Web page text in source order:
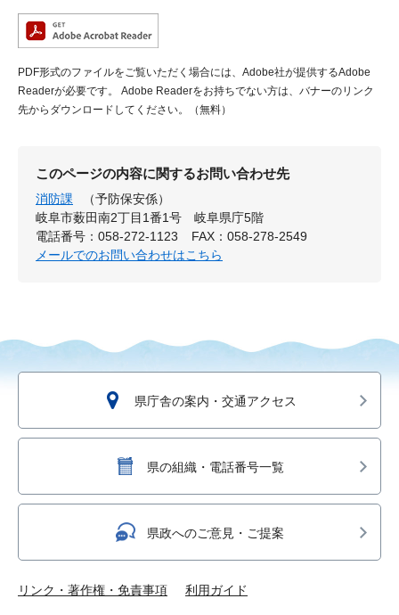
PDF形式のファイルをご覧いただく場合には、Adobe社が提供するAdobe
Readerが必要です。
Adobe Readerをお持ちでない方は、バナーのリンク
先からダウンロードしてください。（無料）
このページの内容に関するお問い合わせ先
消防課
（予防保安係）
岐阜市薮田南2丁目1番1号 岐阜県庁5階
電話番号：058-272-1123
FAX：058-278-2549
メールでのお問い合わせはこちら
県庁舎の案内・交通アクセス
県の組織・電話番号一覧
県政へのご意見・ご提案
リンク・著作権・免責事項 利用ガイド